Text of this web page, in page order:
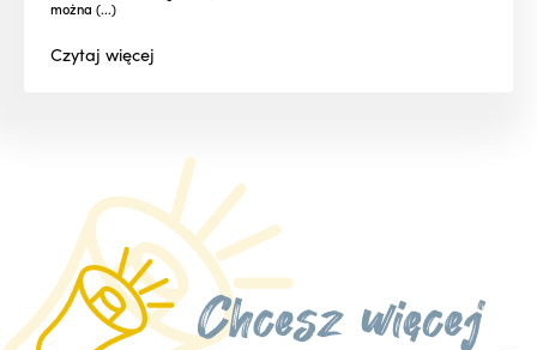
można (...)
Czytajwięcej